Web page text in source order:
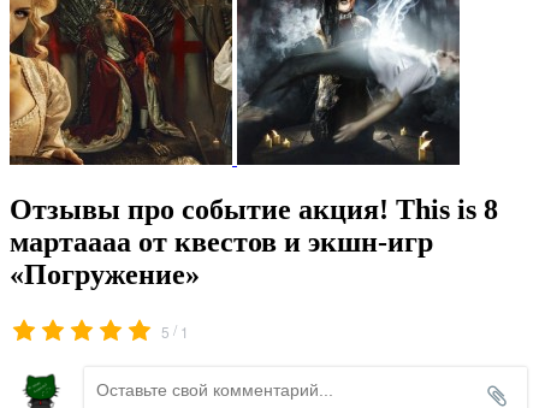
Отзывы про событие акция! This is 8
мартаааа от квестов и экшн-игр
«Погружение»
5 / 1